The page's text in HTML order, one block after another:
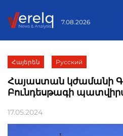
7.08.2026
Հայերեն Русский
Հայաստան կժամանի
Բունդեսթագի
17.05.2024